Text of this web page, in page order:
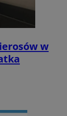
w